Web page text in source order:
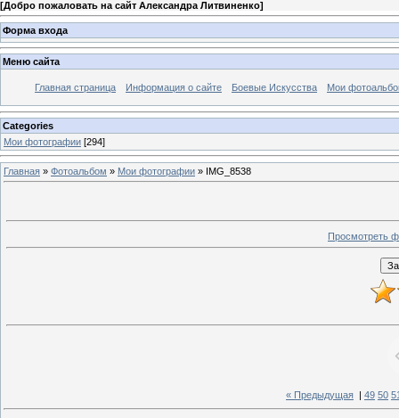
[Добро пожаловать на сайт Александра Литвиненко]
Форма входа
Меню сайта
Главная страница Информация о сайте Боевые Искусства Мои
Categories
Мои фотографии [294]
Главная » Фотоальбом » Мои фотографии » IMG_8538
Просмотреть
« Предыдущая 49 50